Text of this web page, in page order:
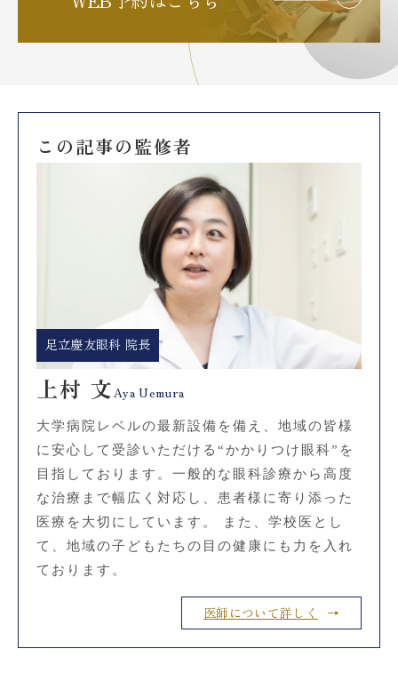
この記事の監修者
足立慶友眼科 院長
上村 文 Aya Uemura
大学病院レベルの最新設備を備え、地域の皆様
に安心して受診いただける“かかりつけ眼科”を
目指しております。一般的な眼科診療から高度
な治療まで幅広く対応し、患者様に寄り添った
医療を大切にしています。 また、学校医とし
て、地域の子どもたちの目の健康にも力を入れ
ております。
医師について詳しく